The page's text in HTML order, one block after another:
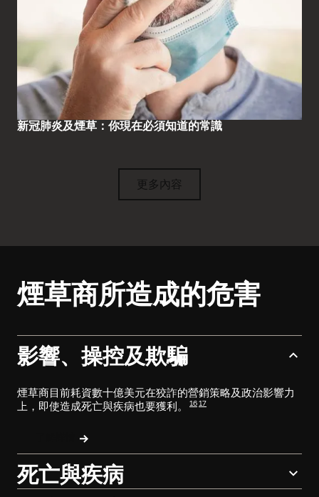
新冠肺炎及煙草：你現在必須知道的常識
更多內容
煙草商所造成的危害
影響、操控及欺騙
煙草商目前耗資數十億美元在狡詐的營銷策略及政治影響力
上，即使造成死亡與疾病也要獲利。
1617
死亡與疾病